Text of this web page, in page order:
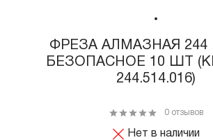
ФРЕЗА АЛМАЗНАЯ 244
БЕЗОПАСНОЕ 10 ШТ
244.514.016)
Нет в наличии
0 отзывов